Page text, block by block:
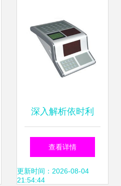
深入解析依时利
ER-691C考勤门禁
功能与应用的全面
查看详情
更新时间：2026-08-04
21:54:44